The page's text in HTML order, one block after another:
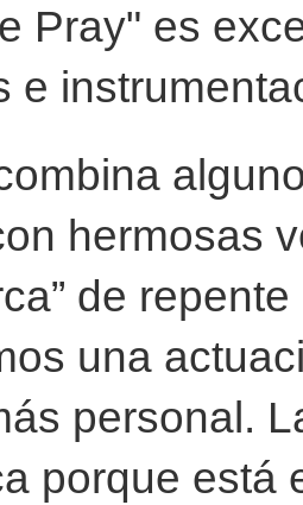
Pray" es
e
hermosas
de repente
una
personal.
porque está